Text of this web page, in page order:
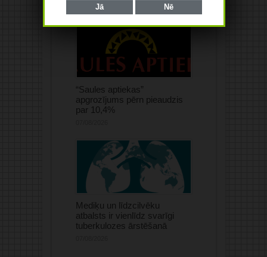
“Saules aptiekas”
apgrozījums pērn pieaudzis
par 10,4%
Mediķu un līdzcilvēku
atbalsts ir vienlīdz svarīgi
tuberkulozes ārstēšanā
Jā Nē